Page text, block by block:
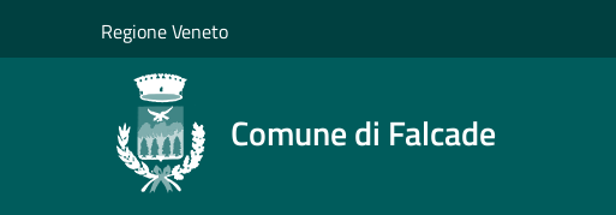
Regione Veneto
Comune di Falcade